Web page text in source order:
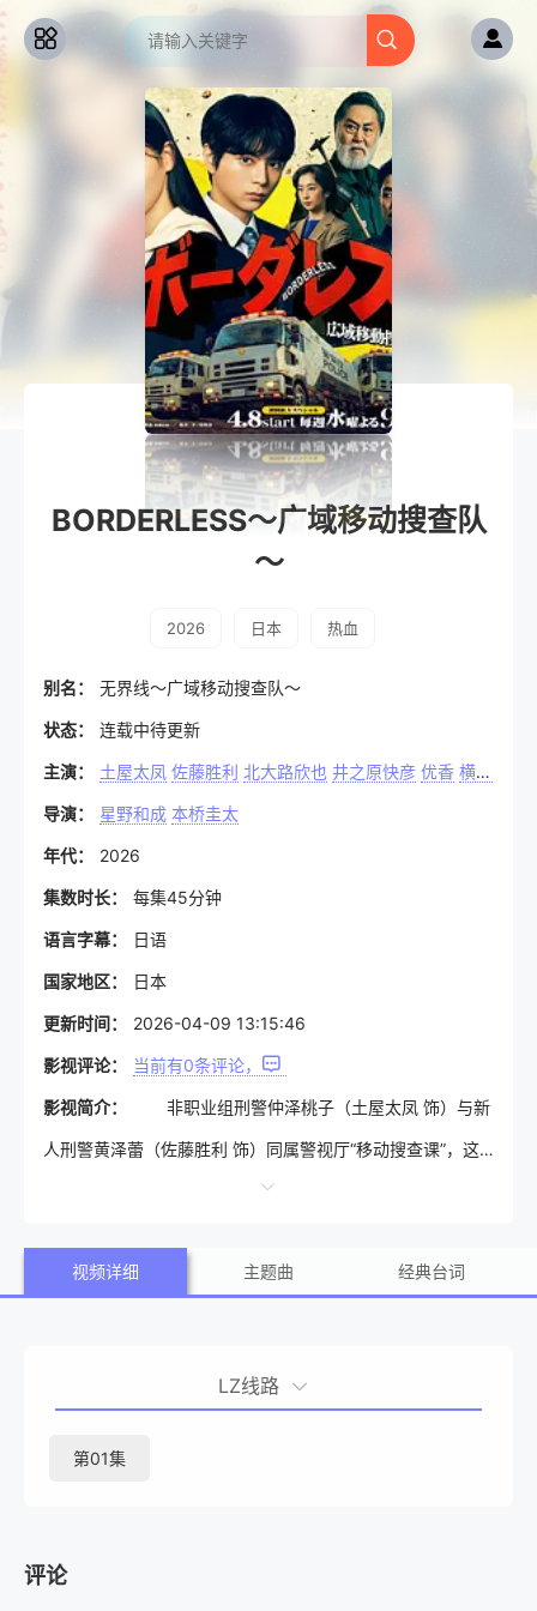
BORDERLESS～广域移动搜查队
～
2026 日本 热血
别名： 无界线～广域移动搜查队～
状态： 连载中待更新
主演： 土屋太凤 佐藤胜利 北大路欣也 井之原快彦 优香 横田荣司
导演： 星野和成 本桥圭太
年代： 2026
集数时长： 每集45分钟
语言字幕： 日语
国家地区： 日本
更新时间： 2026-04-09 13:15:46
影视评论： 当前有0条评论，
影视简介： 非职业组刑警仲泽桃子（土屋太凤 饰）与新
人刑警黄泽蕾（佐藤胜利 饰）同属警视厅“移动搜查课”，这
是一个驾驶多功能搜查卡车奔赴各地调查案件的特殊部门。
产生对立，而移动搜查课正是为打破这种局面而设立。性格
在一次次广域案件调查中，两人逐渐成长，也慢慢揭开各自
视频详细 主题曲 经典台词
LZ线路
第01集
评论